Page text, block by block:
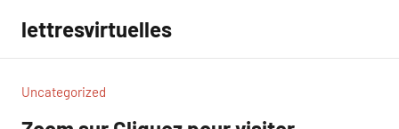
contenu
lettresvirtuelles
Uncategorized